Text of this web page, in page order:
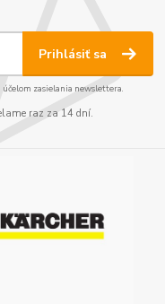
Prihlásiť sa
účelom zasielania newslettera.
raz za 14 dní.